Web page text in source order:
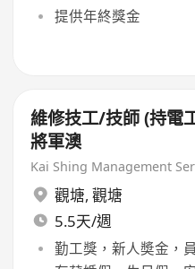
提供年終獎金
維修技工/技師 (持電
將軍澳
Kai Shing Management
觀塘, 觀塘
5.5天/週
勤工獎，新人奬金，